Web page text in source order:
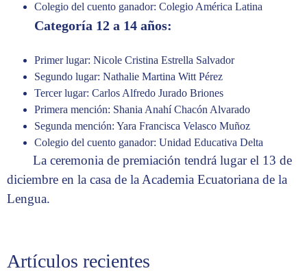
Artículos recientes
Colegio del cuento ganador: Colegio América Latina
Categoría 12 a 14 años:
Primer lugar: Nicole Cristina Estrella Salvador
Segundo lugar: Nathalie Martina Witt Pérez
Tercer lugar: Carlos Alfredo Jurado Briones
Primera mención: Shania Anahí Chacón Alvarado
Segunda mención: Yara Francisca Velasco Muñoz
Colegio del cuento ganador: Unidad Educativa Delta
La ceremonia de premiación tendrá lugar el 13 de
diciembre en la casa de la Academia Ecuatoriana de la
Lengua.